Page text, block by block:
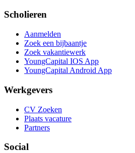
Scholieren
Aanmelden
Zoek een bijbaantje
Zoek vakantiewerk
YoungCapital IOS App
YoungCapital Android App
Werkgevers
CV Zoeken
Plaats vacature
Partners
Social